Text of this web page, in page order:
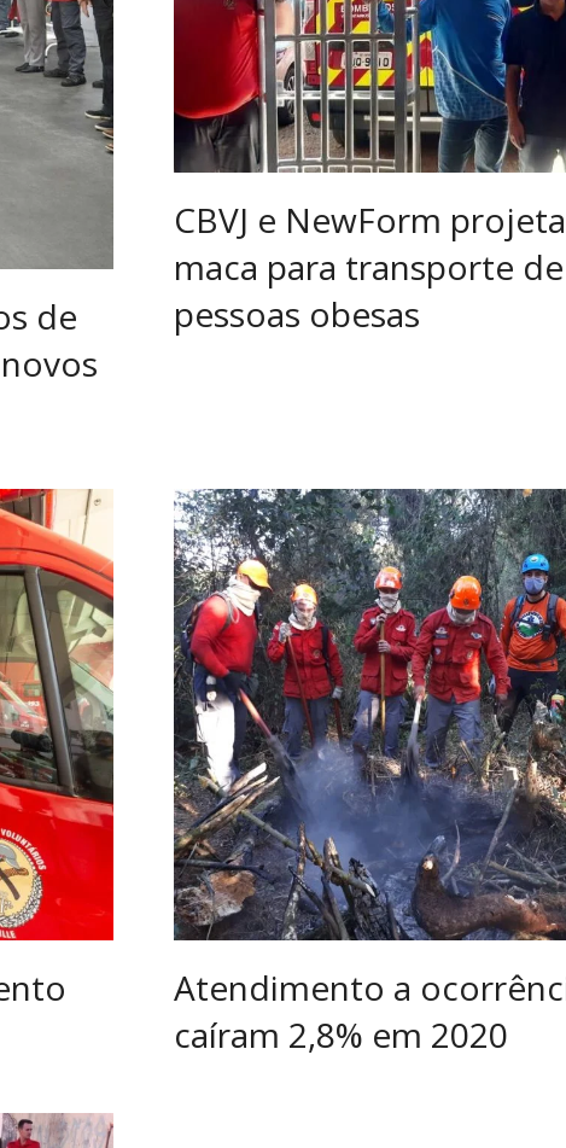
de
CBVJ e NewForm
maca para transporte de
pessoas obesas
Atendimento a
caíram 2,8% em 2020